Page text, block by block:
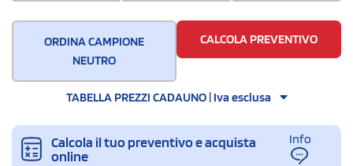
ORDINA CAMPIONE
NEUTRO
CALCOLA PREVENTIVO
TABELLA PREZZI CADAUNO | Iva esclusa
Calcola il tuo preventivo e acquista
online
Info